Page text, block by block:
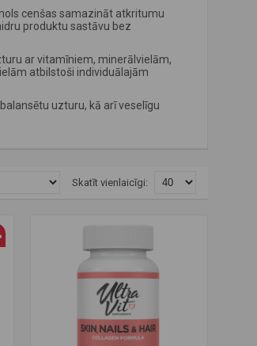
cenšas samazināt atkritumu
produktu sastāvu bez
ar vitamīniem, minerālvielām,
atbilstoši individuālajām
uzturu, kā arī veselīgu
Skatīt vienlaicīgi: